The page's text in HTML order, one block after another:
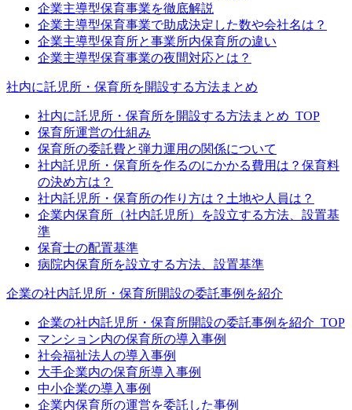
企業主導型保育事業を徹底解説
企業主導型保育事業で助成決定した数や会社名は？
企業主導型保育所と事業所内保育所の違い
企業主導型保育事業の夜間対応とは？
社内に託児所・保育所を開設する方法まとめ
社内に託児所・保育所を開設する方法まとめ_TOP
保育所運営の仕組み
保育所の委託費と弾力運用の関係について
社内託児所・保育所を作るのにかかる費用は？保育料
の決め方は？
社内託児所・保育所の作り方は？土地や人員は？
企業内保育所（社内託児所）を設立する方法、設置基
準
保育士の配置基準
病院内保育所を設立する方法、設置基準
企業の社内託児所・保育所開設の委託事例を紹介
企業の社内託児所・保育所開設の委託事例を紹介_TOP
マンション内の保育所の導入事例
社会福祉法人の導入事例
大手企業内の保育所導入事例
中小企業の導入事例
企業内保育所の運営を委託した事例